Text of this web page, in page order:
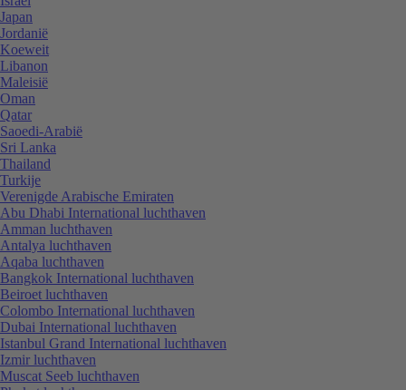
Japan
Jordanië
Koeweit
Libanon
Maleisië
Oman
Qatar
Saoedi-Arabië
Sri Lanka
Thailand
Turkije
Verenigde Arabische Emiraten
Abu Dhabi International luchthaven
Amman luchthaven
Antalya luchthaven
Aqaba luchthaven
Bangkok International luchthaven
Beiroet luchthaven
Colombo International luchthaven
Dubai International luchthaven
Istanbul Grand International luchthaven
Izmir luchthaven
Muscat Seeb luchthaven